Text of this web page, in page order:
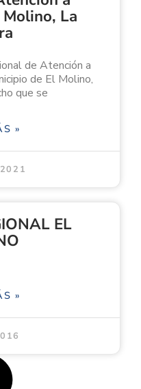
La
de Atención a
de El Molino,
que se
»
EL
»